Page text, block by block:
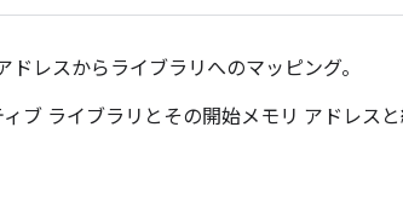
レスからライブラリへのマッピング。
ブ ライブラリとその開始メモリ アドレスと